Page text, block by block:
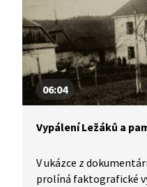
Neznámí hrdinové
pamětníka a
událostech.
06:04
Vypálení Ležáků a
V ukázce z
prolíná faktografické